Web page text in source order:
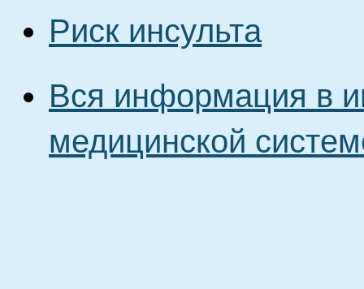
Риск инсульта
Вся информация в
медицинской